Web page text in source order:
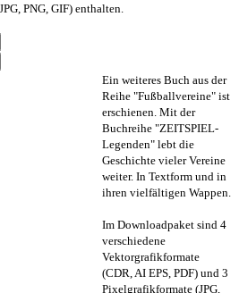
PNG, GIF) enthalten.
Ein weiteres Buch aus der
Reihe "Fußballvereine" ist
erschienen. Mit der
Buchreihe "ZEITSPIEL-
Legenden" lebt die
Geschichte vieler Vereine
weiter. In Textform und in
ihren vielfältigen Wappen.
Im Downloadpaket sind 4
verschiedene
Vektorgrafikformate
(CDR, AI EPS, PDF) und 3
Pixelgrafikformate (JPG,